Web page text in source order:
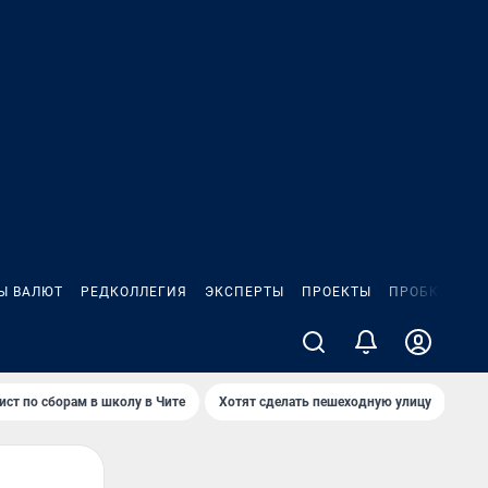
ВАЛЮТ РЕДКОЛЛЕГИЯ ЭКСПЕРТЫ ПРОЕКТЫ ПРОБКИ
по сборам в школу в Чите Хотят сделать пешеходную улицу